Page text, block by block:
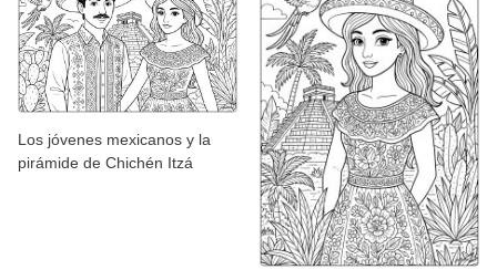
Los jóvenes mexicanos y la
pirámide de Chichén Itzá